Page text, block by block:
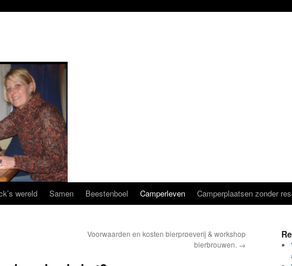
wereld Samen Beestenboel Camperleven Camperplaatsen zonder
Voorwaarden en kosten bierproeverij & workshop
bierbrouwen. →